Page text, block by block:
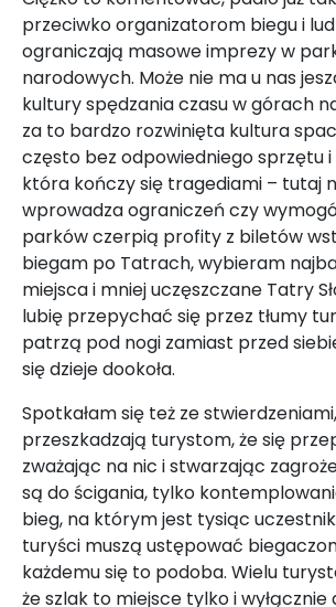
przeciwko organizatorom biegu i
ograniczają masowe imprezy w
narodowych. Może nie ma u nas
kultury spędzania czasu w górach
za to bardzo rozwinięta kultura
często bez odpowiedniego sprzętu
która kończy się tragediami – tutaj
wprowadza ograniczeń czy
parków czerpią profity z biletów
biegam po Tatrach, wybieram
miejsca i mniej uczęszczane Tatry
lubię przepychać się przez tłumy
patrzą pod nogi zamiast przed
się dzieje dookoła.
Spotkałam się też ze
przeszkadzają turystom, że się
zważając na nic i stwarzając
są do ścigania, tylko
bieg, na którym jest tysiąc
turyści muszą ustępować
każdemu się to podoba. Wielu
że szlak to miejsce tylko i wyłącznie